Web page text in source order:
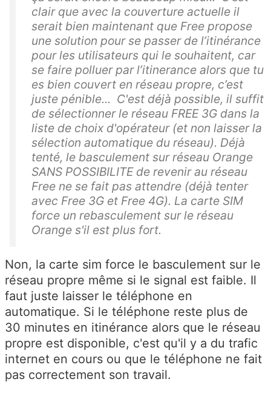
clair que avec la couverture actuelle il
serait bien maintenant que Free propose
une solution pour se passer de l’itinérance
pour les utilisateurs qui le souhaitent, car
se faire polluer par l’itinerance alors que tu
es bien couvert en réseau propre, c’est
juste pénible... C'est déjà possible, il suffit
de sélectionner le réseau FREE 3G dans la
liste de choix d'opérateur (et non laisser la
sélection automatique du réseau). Déjà
tenté, le basculement sur réseau Orange
SANS POSSIBILITE de revenir au réseau
Free ne se fait pas attendre (déjà tenter
avec Free 3G et Free 4G). La carte SIM
force un rebasculement sur le réseau
Orange s'il est plus fort.
Non, la carte sim force le basculement sur le
réseau propre même si le signal est faible. Il
faut juste laisser le téléphone en
automatique. Si le téléphone reste plus de
30 minutes en itinérance alors que le réseau
propre est disponible, c'est qu'il y a du trafic
internet en cours ou que le téléphone ne fait
pas correctement son travail.